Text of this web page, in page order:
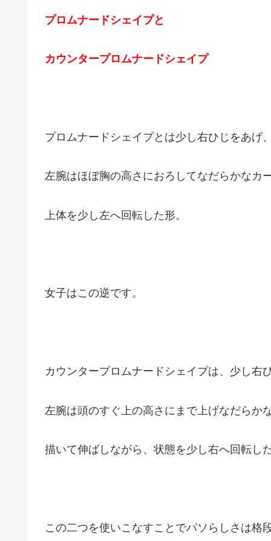
プロムナードシェイプと
カウンタープロムナードシェイプ
プロムナードシェイプとは少し右ひじをあげ、
左腕はほぼ胸の高さにおろしてなだらかなカ
上体を少し左へ回転した形。
女子はこの逆です。
カウンタープロムナードシェイプは、少し右
左腕は頭のすぐ上の高さにまで上げなだらか
描いて伸ばしながら、状態を少し右へ回転した
この二つを使いこなすことでパソらしさは格